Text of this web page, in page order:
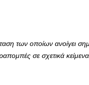
των οποίων ανοίγει
σε σχετικά